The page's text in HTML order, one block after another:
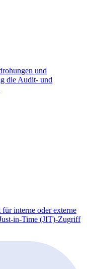
und
die Audit- und
interne oder externe
in-Time (JIT)-Zugriff